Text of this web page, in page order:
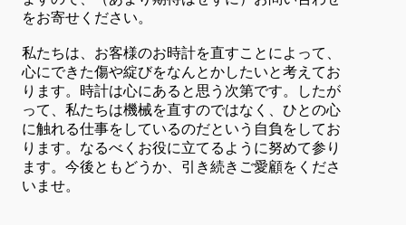
をお寄せください。
私たちは、お客様のお時計を直すことによって、
心にできた傷や綻びをなんとかしたいと考えてお
ります。時計は心にあると思う次第です。したが
って、私たちは機械を直すのではなく、ひとの心
に触れる仕事をしているのだという自負をしてお
ります。なるべくお役に立てるように努めて参り
ます。今後ともどうか、引き続きご愛顧をくださ
いませ。